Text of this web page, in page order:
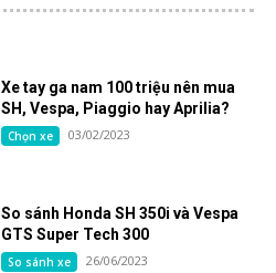
Xe tay ga nam 100 triệu nên mua
SH, Vespa, Piaggio hay Aprilia?
Chọn xe 03/02/2023
So sánh Honda SH 350i và Vespa
GTS Super Tech 300
So sánh xe 26/06/2023